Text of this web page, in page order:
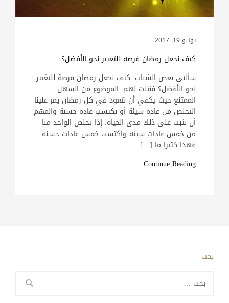
يونيو 19, 2017
كيف نجعل رمضان فرصة للتغيير نحو الأفضل؟
سألني بعض الشباب: كيف نجعل رمضان فرصة للتغيير
نحو الأفضل؟ فقلت لهم: الموضوع من السهل
الممتنع حيث يكفي أن نتعود في كل رمضان يمر علينا
التخلص من عادة سيئة أو نكتسب عادة حسنة والمهم
أن نثبت على ذلك مدى الحياة. إذا تخلص الواحد منا
من خمس عادات سيئة واكتسب خمس عادات حسنة
فهذا كثيرا ما […]
Continue Reading
بحث
عن: